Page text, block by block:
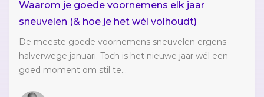
Waarom je goede voornemens elk jaar
sneuvelen (& hoe je het wél volhoudt)
De meeste goede voornemens sneuvelen ergens
halverwege januari. Toch is het nieuwe jaar wél een
goed moment om stil te...